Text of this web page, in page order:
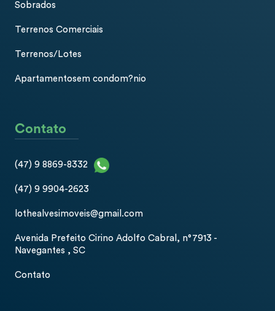
Sobrados
Terrenos Comerciais
Terrenos/Lotes
Apartamentosem condom?nio
Contato
(47) 9 8869-8332
(47) 9 9904-2623
lothealvesimoveis@gmail.com
Avenida Prefeito Cirino Adolfo Cabral, n°7913 -
Navegantes , SC
Contato